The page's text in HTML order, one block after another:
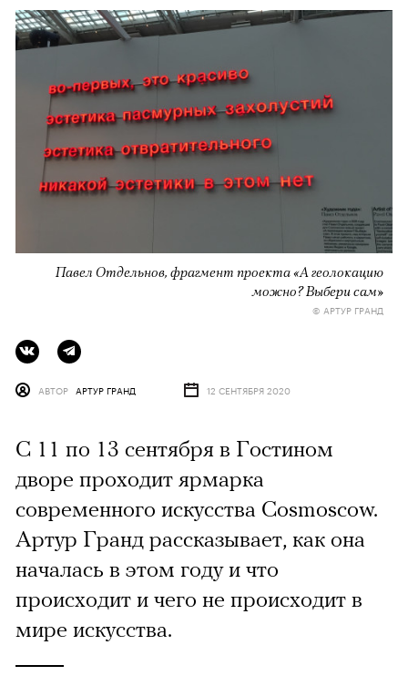
Павел Отдельнов, фрагмент проекта «А геолокацию
можно? Выбери сам»
© АРТУР ГРАНД
АВТОР АРТУР ГРАНД 12 СЕНТЯБРЯ 2020
C 11 по 13 сентября в Гостином
дворе проходит ярмарка
современного искусства Cosmoscow.
Артур Гранд рассказывает, как она
началась в этом году и что
происходит и чего не происходит в
мире искусства.